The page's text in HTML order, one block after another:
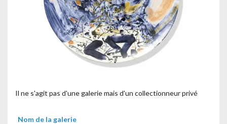
Il ne s'agit pas d'une galerie mais d'un collectionneur privé
Nom de la galerie